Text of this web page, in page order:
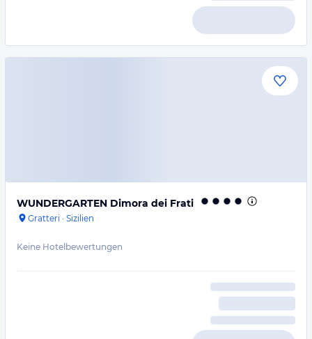
WUNDERGARTEN Dimora dei Frati
Gratteri · Sizilien
Keine Hotelbewertungen